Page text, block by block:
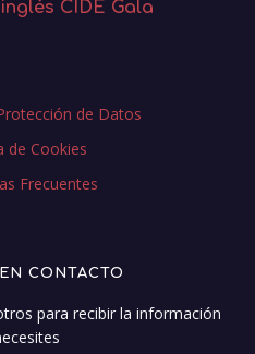
CIDE Gala
de Datos
de Cookies
Frecuentes
CONTACTO
para recibir la información